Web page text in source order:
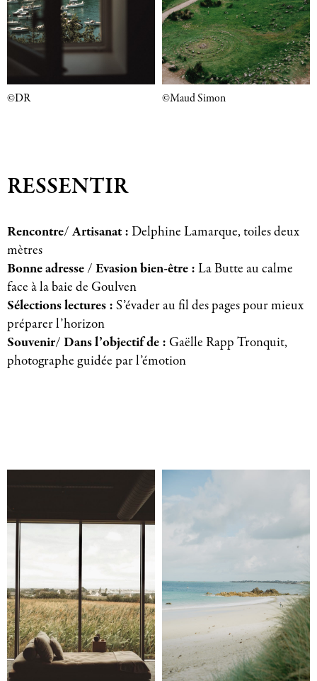
©DR ©Maud Simon
RESSENTIR
Rencontre/ Artisanat :Delphine Lamarque, toiles deux
mètres
Bonne adresse / Evasion bien-être :La Butte au calme
face à la baie de Goulven
Sélections lectures :S’évader au fil des pages pour mieux
préparer l’horizon
Souvenir/ Dans l’objectif de :Gaëlle Rapp Tronquit,
photographe guidée par l’émotion